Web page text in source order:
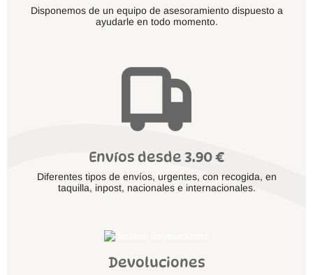
Disponemos de un equipo de asesoramiento dispuesto a
ayudarle en todo momento.
Envíos desde 3.90 €
Diferentes tipos de envíos, urgentes, con recogida, en
taquilla, inpost, nacionales e internacionales.
Devoluciones